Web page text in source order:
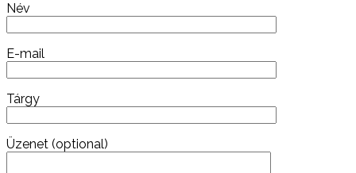
Név
E-mail
Tárgy
Üzenet (optional)